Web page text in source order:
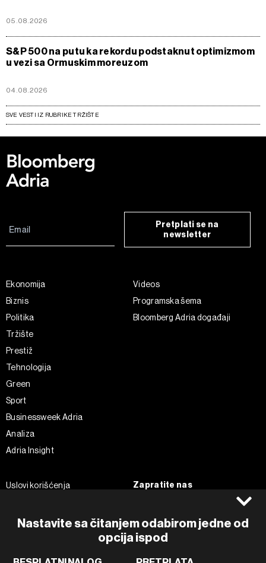
05.08.2026
S&P 500 na putu ka rekordu podstaknut optimizmom
u vezi sa Ormuskim moreuzom
04.08.2026
SVE VESTI IZ RUBRIKE TRŽIŠTE
Nastavite sa čitanjem odabirom jedne od
opcija ispod
Pretplati se na
newsletter
Ekonomija
Biznis
Politika
Tržište
Prestiž
Tehnologija
Green
Sport
Businessweek Adria
Analiza
Adria Insight
Videos
Programska šema
Bloomberg Adria događaji
Uslovi korišćenja
Impressum
Zapratite nas
Instagram
Twitter